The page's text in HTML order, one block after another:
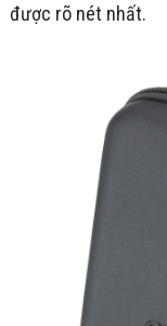
được rõ nét nhất.